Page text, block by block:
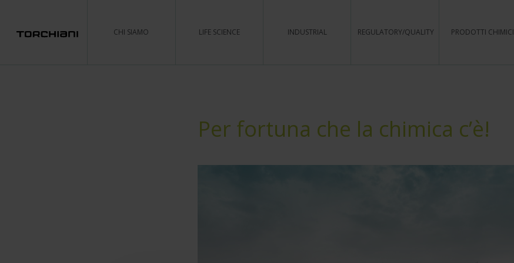
CHI SIAMO LIFE SCIENCE INDUSTRIAL REGULATORY/QUALITY PRODOTTI CHIMICI
Per fortuna che la chimica c’è!